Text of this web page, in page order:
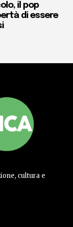
il pop
di essere
cultura e